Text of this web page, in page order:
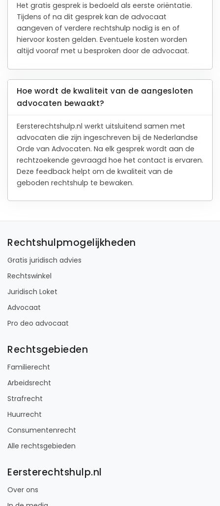
Het gratis gesprek is bedoeld als eerste oriëntatie.
Tijdens of na dit gesprek kan de advocaat
aangeven of verdere rechtshulp nodig is en of
hiervoor kosten gelden. Eventuele kosten worden
altijd vooraf met u besproken door de advocaat.
Hoe wordt de kwaliteit van de aangesloten
advocaten bewaakt?
Eersterechtshulp.nl werkt uitsluitend samen met
advocaten die zijn ingeschreven bij de Nederlandse
Orde van Advocaten. Na elk gesprek wordt aan de
rechtzoekende gevraagd hoe het contact is ervaren.
Deze feedback helpt om de kwaliteit van de
geboden rechtshulp te bewaken.
Rechtshulpmogelijkheden
Gratis juridisch advies
Rechtswinkel
Juridisch Loket
Advocaat
Pro deo advocaat
Rechtsgebieden
Familierecht
Arbeidsrecht
Strafrecht
Huurrecht
Consumentenrecht
Alle rechtsgebieden
Eersterechtshulp.nl
Over ons